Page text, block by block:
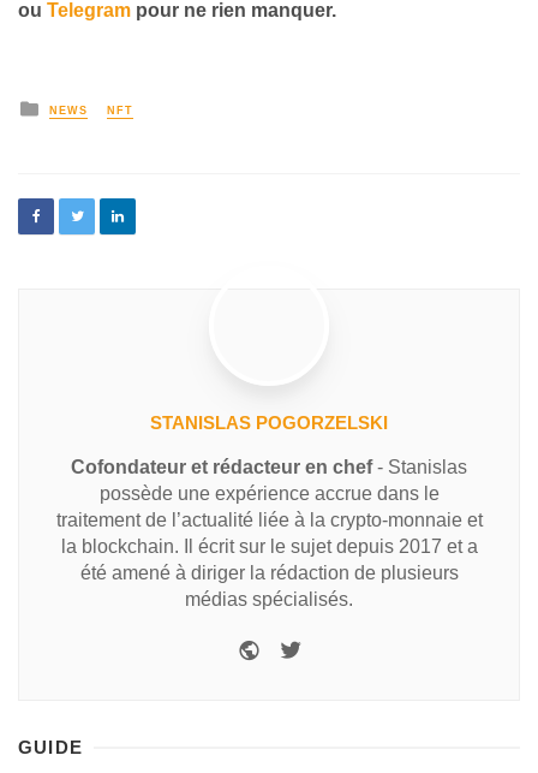
ou Telegram pour ne rien manquer.
NEWS NFT
STANISLAS POGORZELSKI
Cofondateur et rédacteur en chef- Stanislas
possède une expérience accrue dans le
traitement de l’actualité liée à la crypto-monnaie et
la blockchain. Il écrit sur le sujet depuis 2017 et a
été amené à diriger la rédaction de plusieurs
médias spécialisés.
GUIDE